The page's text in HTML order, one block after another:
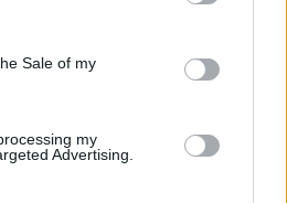
and its third-party tags to
purposes in below Google
Sale of my
my
Advertising.
και μετά
20